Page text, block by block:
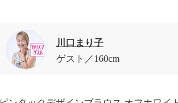
川口まり子
ゲスト
160cm